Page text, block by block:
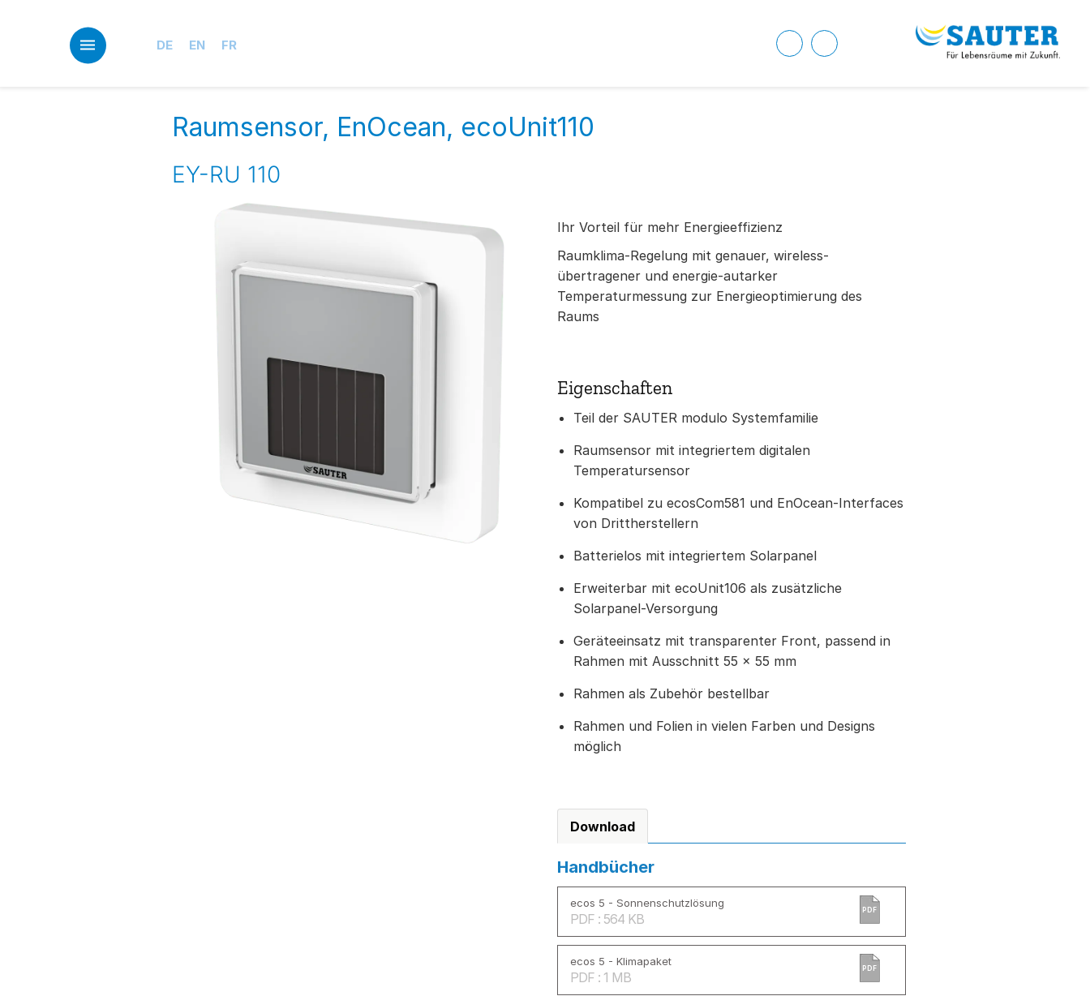
DE EN FR
Raumsensor, EnOcean, ecoUnit110
EY-RU 110
Ihr Vorteil für mehr Energieeffizienz
Raumklima-Regelung mit genauer, wireless-
übertragener und energie-autarker
Temperaturmessung zur Energieoptimierung des
Raums
Eigenschaften
Teil der SAUTER modulo Systemfamilie
Raumsensor mit integriertem digitalen
Temperatursensor
Kompatibel zu ecosCom581 und EnOcean-Interfaces
von Drittherstellern
Batterielos mit integriertem Solarpanel
Erweiterbar mit ecoUnit106 als zusätzliche
Solarpanel-Versorgung
Geräteeinsatz mit transparenter Front, passend in
Rahmen mit Ausschnitt 55 × 55 mm
Rahmen als Zubehör bestellbar
Rahmen und Folien in vielen Farben und Designs
möglich
Download
Handbücher
ecos 5 - Sonnenschutzlösung
PDF : 564 KB
PDF
ecos 5 - Klimapaket
PDF : 1 MB
PDF